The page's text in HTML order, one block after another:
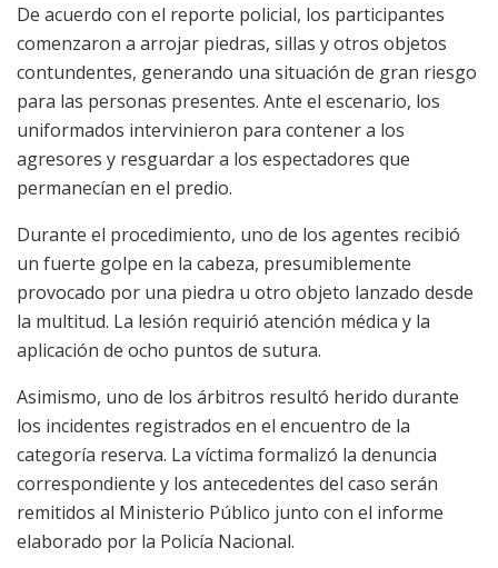
De acuerdo con el reporte policial, los participantes
comenzaron a arrojar piedras, sillas y otros objetos
contundentes, generando una situación de gran riesgo
para las personas presentes. Ante el escenario, los
uniformados intervinieron para contener a los
agresores y resguardar a los espectadores que
permanecían en el predio.
Durante el procedimiento, uno de los agentes recibió
un fuerte golpe en la cabeza, presumiblemente
provocado por una piedra u otro objeto lanzado desde
la multitud. La lesión requirió atención médica y la
aplicación de ocho puntos de sutura.
Asimismo, uno de los árbitros resultó herido durante
los incidentes registrados en el encuentro de la
categoría reserva. La víctima formalizó la denuncia
correspondiente y los antecedentes del caso serán
remitidos al Ministerio Público junto con el informe
elaborado por la Policía Nacional.